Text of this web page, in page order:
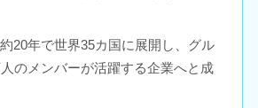
20年で世界35カ国に展開し、グル
のメンバーが活躍する企業へと成